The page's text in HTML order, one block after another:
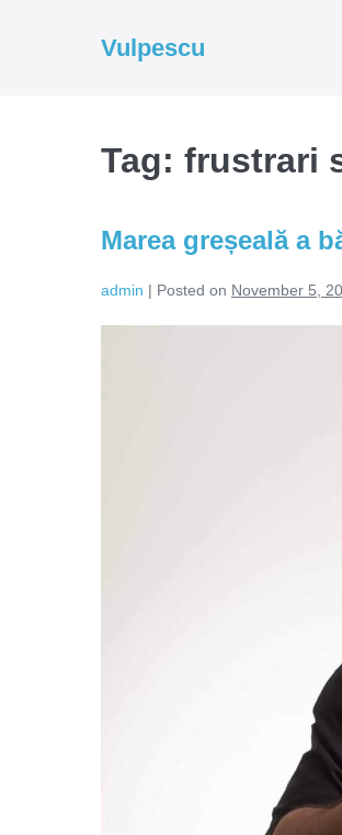
Vulpescu
Tag: frustrari
Marea greșeală a
admin | Posted on November 5,